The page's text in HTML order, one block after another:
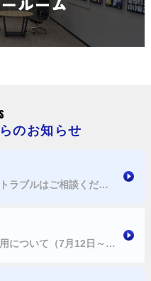
のお知らせ
ラブルはご相談くださ
について（7月12日～7